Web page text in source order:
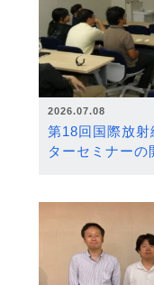
2026.07.08
第18回国際放
ターセミナーの